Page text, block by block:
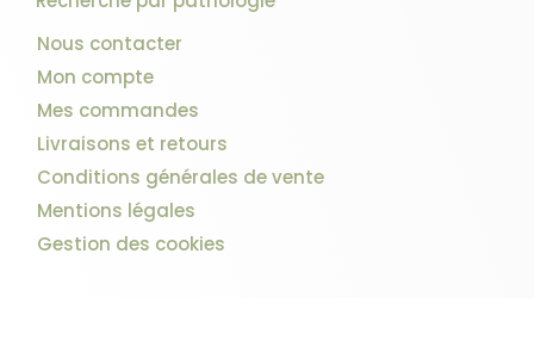
Nous contacter
Mon compte
Mes commandes
Livraisons et retours
Conditions générales de vente
Mentions légales
Gestion des cookies